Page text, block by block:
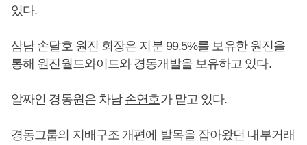
있다.
삼남 손달호 원진 회장은 지분 99.5%를 보유한 원진을
통해 원진월드와이드와 경동개발을 보유하고 있다.
알짜인 경동원은 차남 손연호가 맡고 있다.
경동그룹의 지배구조 개편에 발목을 잡아왔던 내부거래